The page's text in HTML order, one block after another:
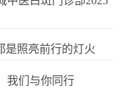
是照亮前行的灯火
我们与你同行